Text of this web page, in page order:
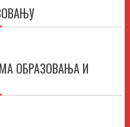
ОБРАЗОВАЊА И